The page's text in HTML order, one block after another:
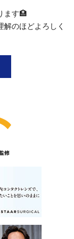
ます🏥
のほどよろしく